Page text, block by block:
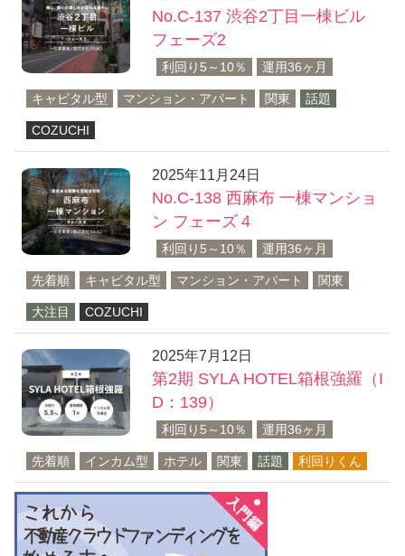
No.C-137 渋谷2丁目一棟ビル
フェーズ2
利回り5～10％ 運用36ヶ月
キャピタル型 マンション・アパート 関東 話題
COZUCHI
2025年11月24日
No.C-138 西麻布 一棟マンショ
ン フェーズ４
利回り5～10％ 運用36ヶ月
先着順 キャピタル型 マンション・アパート 関東
大注目 COZUCHI
2025年7月12日
第2期 SYLA HOTEL箱根強羅（I
D：139）
利回り5～10％ 運用36ヶ月
先着順 インカム型 ホテル 関東 話題 利回りくん